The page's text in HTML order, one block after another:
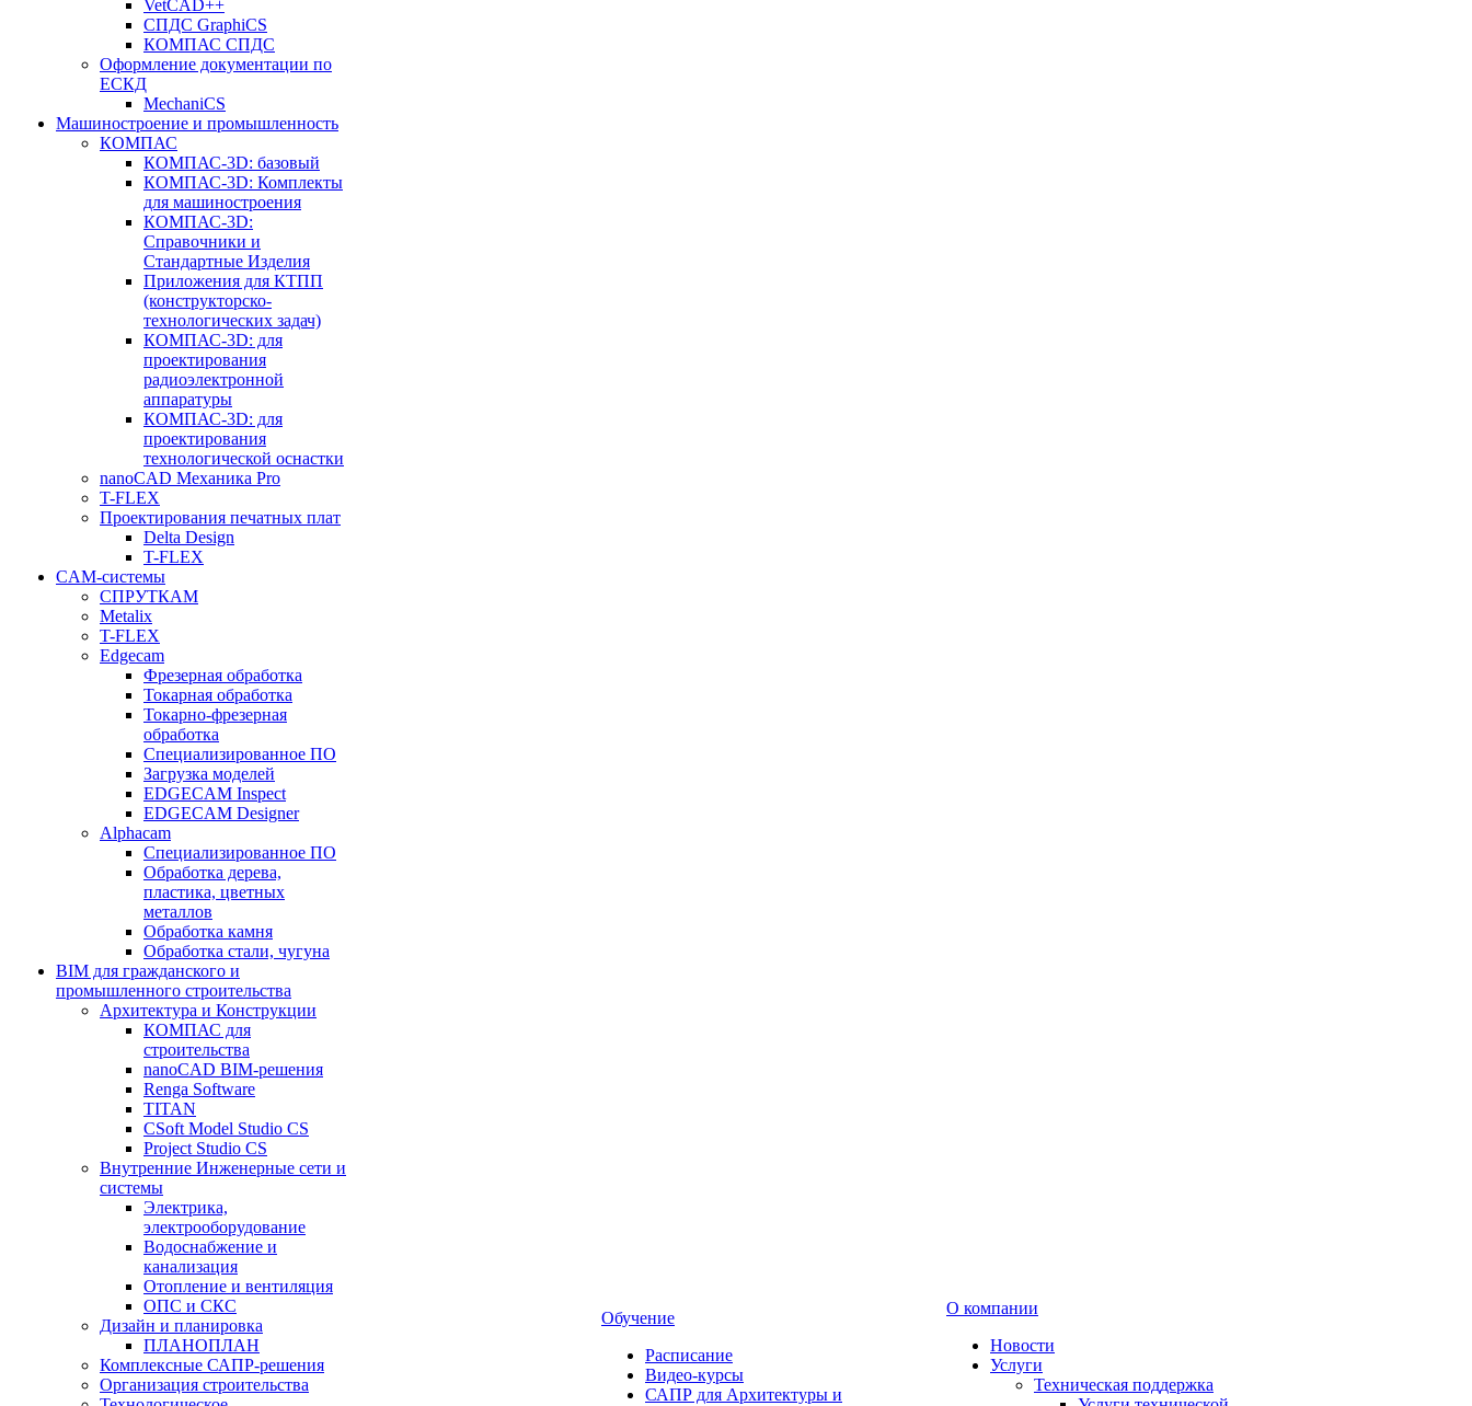
VetCAD++
СПДС GraphiCS
КОМПАС СПДС
Оформление документации по
ЕСКД
MechaniCS
Машиностроение и промышленность
КОМПАС
КОМПАС-3D: базовый
КОМПАС-3D: Комплекты
для машиностроения
КОМПАС-3D:
Справочники и
Стандартные Изделия
Приложения для КТПП
(конструкторско-
технологических задач)
КОМПАС-3D: для
проектирования
радиоэлектронной
аппаратуры
КОМПАС-3D: для
проектирования
технологической оснастки
nanoCAD Механика Pro
T-FLEX
Проектирования печатных плат
Delta Design
T-FLEX
CAM-системы
СПРУТКAM
Metalix
T-FLEX
Edgecam
Фрезерная обработка
Токарная обработка
Токарно-фрезерная
обработка
Специализированное ПО
Загрузка моделей
EDGECAM Inspect
EDGECAM Designer
Alphacam
Специализированное ПО
Обработка дерева,
пластика, цветных
металлов
Обработка камня
Обработка стали, чугуна
BIM для гражданского и
промышленного строительства
Архитектура и Конструкции
КОМПАС для
строительства
nanoCAD BIM-решения
Renga Software
TITAN
CSoft Model Studio CS
Project Studio CS
Внутренние Инженерные сети и
системы
Электрика,
электрооборудование
Водоснабжение и
канализация
Отопление и вентиляция
ОПС и СКС
Дизайн и планировка
ПЛАНОПЛАН
Комплексные САПР-решения
Организация строительства
Обучение
Расписание
Видео-курсы
САПР для Архитектуры и
О компании
Новости
Услуги
Техническая поддержка